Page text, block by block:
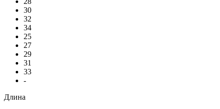
30
32
34
25
27
29
31
33
-
Длина